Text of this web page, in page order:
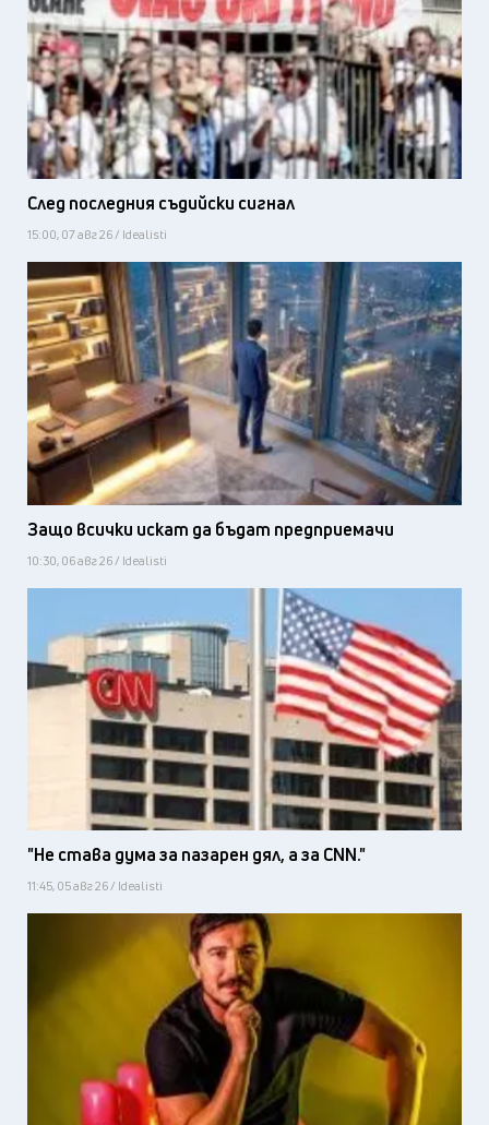
След последния съдийски сигнал
15:00, 07 авг 26 / Idealisti
Защо всички искат да бъдат предприемачи
10:30, 06 авг 26 / Idealisti
"Не става дума за пазарен дял, а за CNN."
11:45, 05 авг 26 / Idealisti